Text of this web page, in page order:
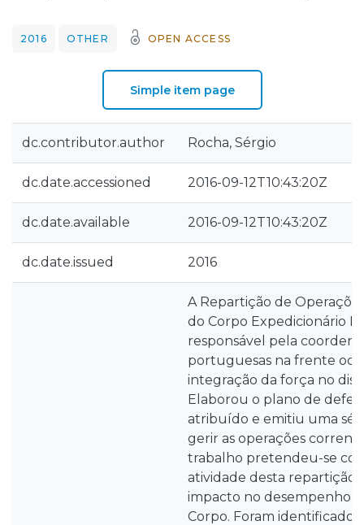
2016 OTHER OPEN ACCESS
Simple item page
dc.contributor.author Rocha, Sérgio
dc.date.accessioned 2016-09-12T10:43:20Z
dc.date.available 2016-09-12T10:43:20Z
dc.date.issued 2016
A Repartição de
do Corpo Expedicionário
responsável pela
portuguesas na frente
integração da força no
Elaborou o plano de
atribuído e emitiu uma
gerir as operações
trabalho pretendeu-se
atividade desta repartição
impacto no desempenho
Corpo. Foram